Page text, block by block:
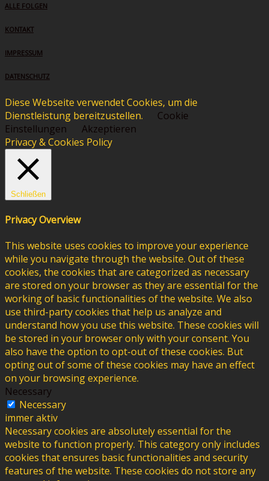
ALLE FOLGEN
KONTAKT
IMPRESSUM
DATENSCHUTZ
Diese Webseite verwendet Cookies, um die
Dienstleistung bereitzustellen.
Cookie
Einstellungen
Akzeptieren
Privacy & Cookies Policy
Schließen
Privacy Overview
This website uses cookies to improve your experience
while you navigate through the website. Out of these
cookies, the cookies that are categorized as necessary
are stored on your browser as they are essential for the
working of basic functionalities of the website. We also
use third-party cookies that help us analyze and
understand how you use this website. These cookies will
be stored in your browser only with your consent. You
also have the option to opt-out of these cookies. But
opting out of some of these cookies may have an effect
on your browsing experience.
Necessary
Necessary
immer aktiv
Necessary cookies are absolutely essential for the
website to function properly. This category only includes
cookies that ensures basic functionalities and security
features of the website. These cookies do not store any